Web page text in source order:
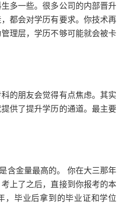
多一些。很多公司的内部晋升
都会对学历有要求。你技术再
理层，学历不够可能就会被卡
的朋友会觉得有点焦虑。其实
供了提升学历的通道。最主要
含金量最高的。 你在大三那年
上了之后，直接到你报考的本
，毕业后拿到的毕业证和学位